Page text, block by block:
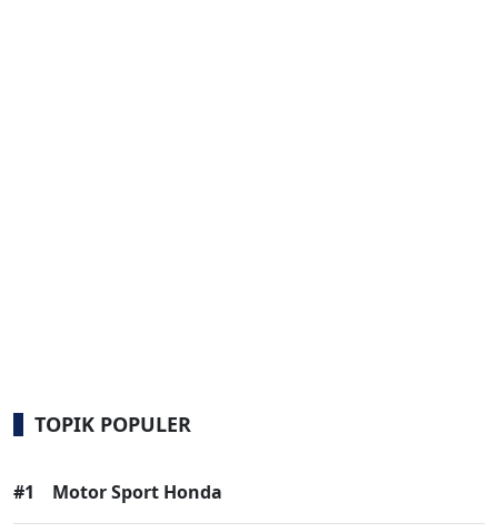
TOPIK POPULER
#1 Motor Sport Honda